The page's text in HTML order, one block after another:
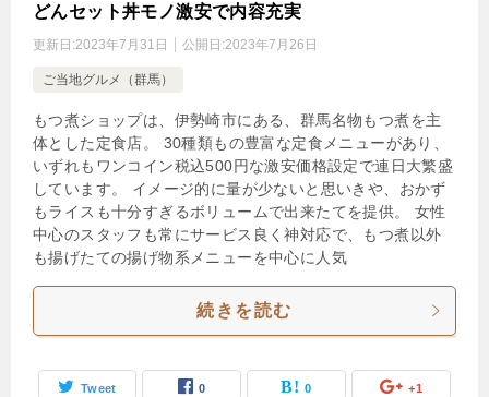
どんセット丼モノ激安で内容充実
更新日:2023年7月31日 公開日:2023年7月26日
ご当地グルメ（群馬）
もつ煮ショップは、伊勢崎市にある、群馬名物もつ煮を主
体とした定食店。 30種類もの豊富な定食メニューがあり、
いずれもワンコイン税込500円な激安価格設定で連日大繁盛
しています。 イメージ的に量が少ないと思いきや、おかず
もライスも十分すぎるボリュームで出来たてを提供。 女性
中心のスタッフも常にサービス良く神対応で、もつ煮以外
も揚げたての揚げ物系メニューを中心に人気
続きを読む
Tweet 0 0 +1